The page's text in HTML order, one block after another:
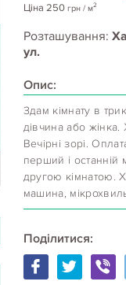
Ціна 250 грн/ м2
Розташування:
ул.
Опис:
Здам кімнату в
дівчина або
Вечірні зорі.
перший і останній
другою кімнатою.
машина,
Поділитися: